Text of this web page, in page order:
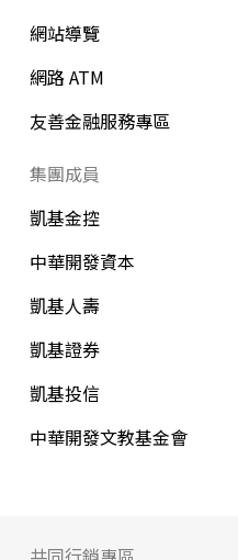
網站導覽
網路 ATM
友善金融服務專區
集團成員
凱基金控
中華開發資本
凱基人壽
凱基證券
凱基投信
中華開發文教基金會